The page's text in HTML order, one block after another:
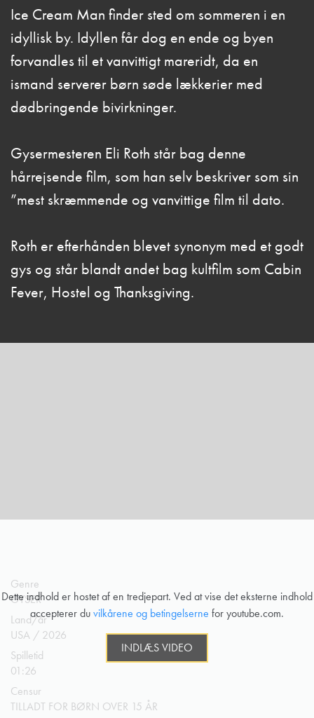
Ice Cream Man finder sted om sommeren i en
idyllisk by. Idyllen får dog en ende og byen
forvandles til et vanvittigt mareridt, da en
ismand serverer børn søde lækkerier med
dødbringende bivirkninger.
Gysermesteren Eli Roth står bag denne
hårrejsende film, som han selv beskriver som sin
”mest skræmmende og vanvittige film til dato.
Roth er efterhånden blevet synonym med et godt
gys og står blandt andet bag kultfilm som Cabin
Fever, Hostel og Thanksgiving.
Dette indhold er hostet af en tredjepart. Ved at vise det eksterne indhold
accepterer duvilkårene og betingelserne for youtube.com.
INDLÆS VIDEO
Genre
GYSER
Land/år
USA / 2026
Spilletid
01:26
Censur
TILLADT FOR BØRN OVER 15 ÅR